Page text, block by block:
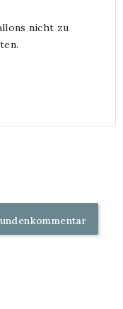
nicht zu